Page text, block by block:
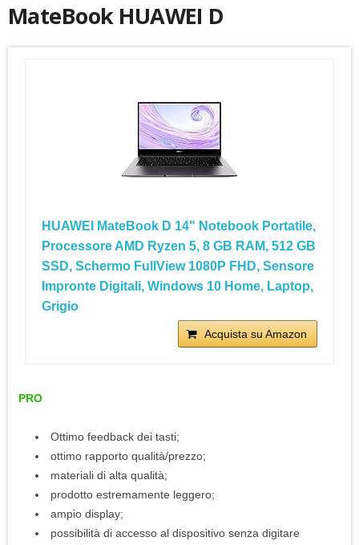
MateBook HUAWEI D
HUAWEI MateBook D 14" Notebook Portatile,
Processore AMD Ryzen 5, 8 GB RAM, 512 GB
SSD, Schermo FullView 1080P FHD, Sensore
Impronte Digitali, Windows 10 Home, Laptop,
Grigio
Acquista su Amazon
PRO
Ottimo feedback dei tasti;
ottimo rapporto qualità/prezzo;
materiali di alta qualità;
prodotto estremamente leggero;
ampio display;
possibilità di accesso al dispositivo senza digitare